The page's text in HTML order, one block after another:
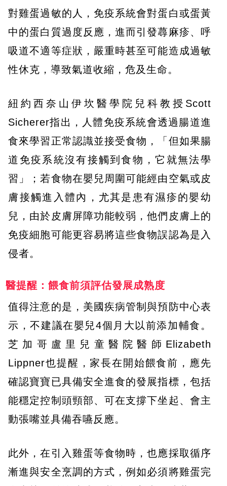
對雞蛋過敏的人，免疫系統會對蛋白或蛋黃
中的蛋白質過度反應，進而引發蕁麻疹、呼
吸道不適等症狀，嚴重時甚至可能造成過敏
性休克，導致氣道收縮，危及生命。
紐約西奈山伊坎醫學院兒科教授Scott
Sicherer指出，人體免疫系統會透過腸道進
食來學習正常認識並接受食物，「但如果腸
道免疫系統沒有接觸到食物，它就無法學
習」；若食​​物在嬰兒周圍可能經由空氣或皮
膚接觸進入體內，尤其是患有濕疹的嬰幼
兒，由於皮膚屏障功能較弱，他們皮膚上的
免疫細胞可能更容易將這些食物誤認為是入
侵者​​。
醫提醒：餵食前須評估發展成熟度
值得注意的是，美國疾病管制與預防中心表
示，不建議在嬰兒4個月大以前添加輔食。
芝加哥盧里兒童醫院醫師Elizabeth
Lippner也提醒，家長在開始餵食前，應先
確認寶寶已具備安全進食的發展指標，包括
能穩定控制頭頸部、可在支撐下坐起、會主
動張嘴並具備吞嚥反應。
此外，在引入雞蛋等食物時，也應採取循序
漸進與安全烹調的方式，例如必須將雞蛋完